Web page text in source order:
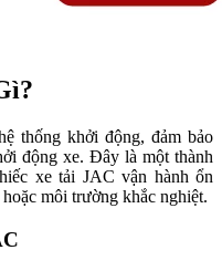
thống khởi động, đảm bảo
động xe. Đây là một thành
xe tải JAC vận hành ổn
môi trường khắc nghiệt.